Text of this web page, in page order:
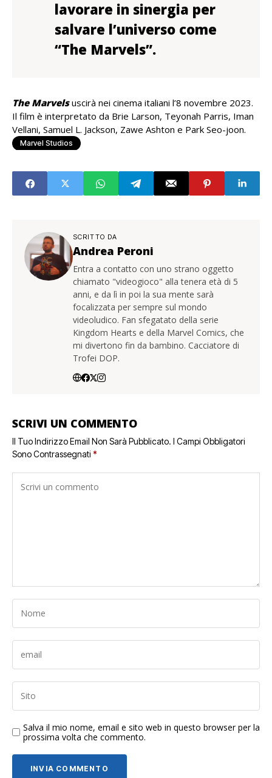
lavorare in sinergia per
salvare l’universo come
“The Marvels”.
The Marvelsuscirà nei cinema italiani l’8 novembre 2023.
Il film è interpretato da Brie Larson, Teyonah Parris, Iman
Vellani, Samuel L. Jackson, Zawe Ashton e Park Seo-joon.
Marvel Studios
SCRITTO DA
Andrea Peroni
Entra a contatto con uno strano oggetto
chiamato "videogioco" alla tenera età di 5
anni, e da lì in poi la sua mente sarà
focalizzata per sempre sul mondo
videoludico. Fan sfegatato della serie
Kingdom Hearts e della Marvel Comics, che
mi divertono fin da bambino. Cacciatore di
Trofei DOP.
SCRIVI UN COMMENTO
Il Tuo Indirizzo Email Non Sarà Pubblicato. I Campi Obbligatori
Sono Contrassegnati *
Salva il mio nome, email e sito web in questo browser per la
prossima volta che commento.